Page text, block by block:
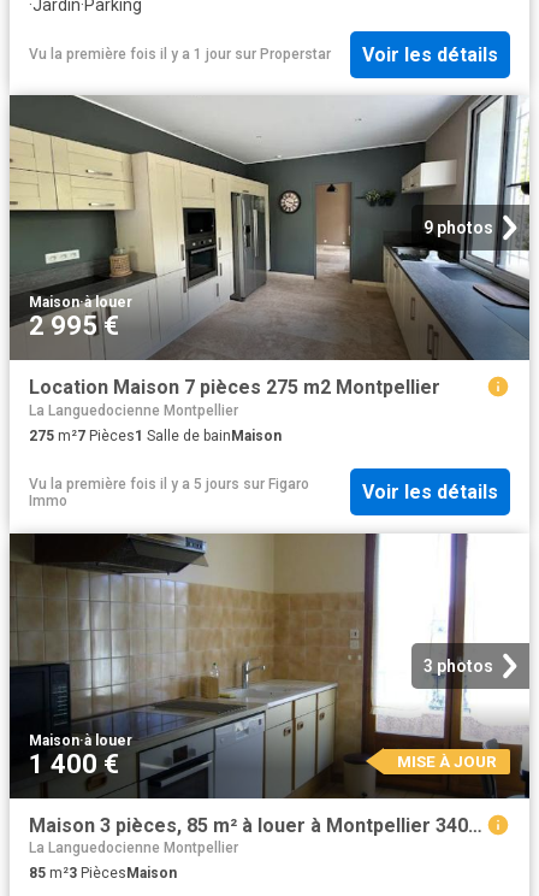
·Jardin·Parking
Vu la première fois il y a 1 jour sur Properstar Voir les détails
9 photos
Maison·à louer
2 995 €
Location Maison 7 pièces 275 m2 Montpellier
La Languedocienne Montpellier
275 m²7 Pièces1 Salle de bainMaison
Vu la première fois il y a 5 jours sur Figaro
Immo
Voir les détails
3 photos
Maison·à louer
1 400 € MISE À JOUR
Maison 3 pièces, 85 m² à louer à Montpellier 34000
La Languedocienne Montpellier
85 m²3 Pièces Maison